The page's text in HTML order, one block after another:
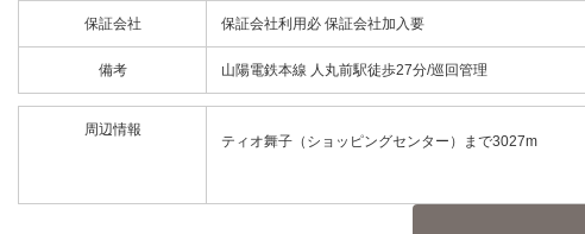
保証会社 保証会社利用必 保証会社加入要
備考 山陽電鉄本線 人丸前駅徒歩27分/巡回管理
周辺情報
ティオ舞子（ショッピングセンター）まで3027m